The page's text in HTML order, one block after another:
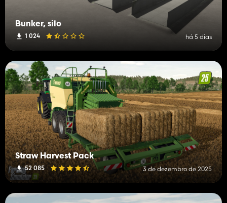
Bunker, silo
1 024 há 5 dias
Straw Harvest Pack
52 085 3 de dezembro de 2025